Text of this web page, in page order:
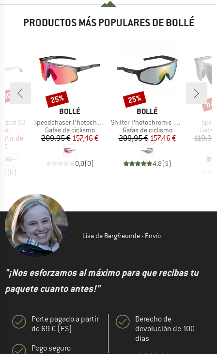
PRODUCTOS MÁS POPULARES DE BOLLÉ
S3
reducido
de
€
(0)
MARCA
BOLLÉ
Artículo
Speedchaser Photochromic S0-3
Product group
Gafas de ciclismo
Precio
209,95 €Precio reducido
157,46 €
0,0(0)
Descuento
25%
MARCA
BOLLÉ
Artículo
Shifter Photochromic S1-3 (VLT 62-9%)
Product group
Gafas de ciclismo
Precio
209,95 €Precio reducido
157,46 €
4,8(5)
Descuento
25%
Lisa de Bergfreunde - Envío
"¡Nos esforzamos al máximo para que recibas tu
paquete cuanto antes!"
Porte pagado a partir
de 69 € (ES)
Pago seguro
Derecho de
devolución de 100
días